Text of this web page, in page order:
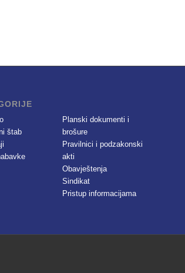
štab
Planski dokumenti i
brošure
Pravilnici i podzakonski
akti
Obavještenja
Sindikat
Pristup informacijama